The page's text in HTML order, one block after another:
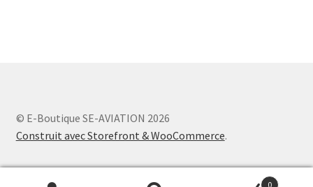
© E-Boutique SE-AVIATION 2026
Construit avec Storefront & WooCommerce.
0